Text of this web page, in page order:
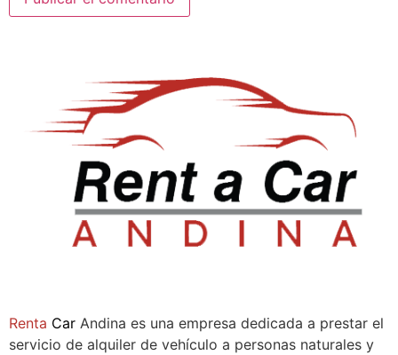
Renta Car Andina es una empresa dedicada a prestar el
servicio de alquiler de vehículo a personas naturales y